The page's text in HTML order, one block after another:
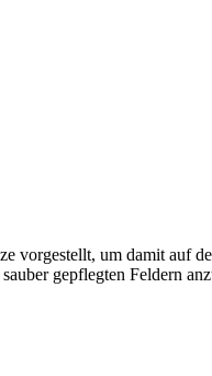
vorgestellt, um damit auf
gepflegten Feldern